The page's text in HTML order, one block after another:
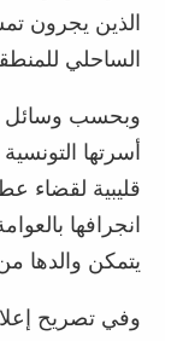
الذين يجرون
الساحلي
وبحسب وسائل
أسرتها
قليبية لقضاء
انجرافها
يتمكن والدها
وفي تصريح